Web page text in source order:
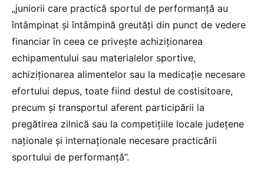
„juniorii care practică sportul de performanță au
întâmpinat și întâmpină greutăți din punct de vedere
financiar în ceea ce privește achiziționarea
echipamentului sau materialelor sportive,
achiziționarea alimentelor sau la medicație necesare
efortului depus, toate fiind destul de costisitoare,
precum și transportul aferent participării la
pregătirea zilnică sau la competițiile locale județene
naționale și internaționale necesare practicării
sportului de performanță”.